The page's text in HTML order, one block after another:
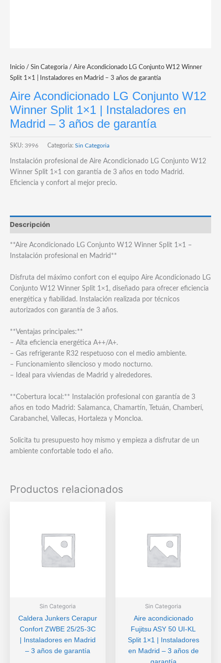
Inicio / Sin Categoria / Aire Acondicionado LG Conjunto W12 Winner
Split 1×1 | Instaladores en Madrid – 3 años de garantía
Aire Acondicionado LG Conjunto W12
Winner Split 1×1 | Instaladores en
Madrid – 3 años de garantía
SKU: 3996 Categoría: Sin Categoria
Instalación profesional de Aire Acondicionado LG Conjunto W12
Winner Split 1×1 con garantía de 3 años en todo Madrid.
Eficiencia y confort al mejor precio.
Descripción
**Aire Acondicionado LG Conjunto W12 Winner Split 1×1 –
Instalación profesional en Madrid**
Disfruta del máximo confort con el equipo Aire Acondicionado LG
Conjunto W12 Winner Split 1×1, diseñado para ofrecer eficiencia
energética y fiabilidad. Instalación realizada por técnicos
autorizados con garantía de 3 años.
**Ventajas principales:**
– Alta eficiencia energética A++/A+.
– Gas refrigerante R32 respetuoso con el medio ambiente.
– Funcionamiento silencioso y modo nocturno.
– Ideal para viviendas de Madrid y alrededores.
**Cobertura local:** Instalación profesional con garantía de 3
años en todo Madrid: Salamanca, Chamartín, Tetuán, Chamberí,
Carabanchel, Vallecas, Hortaleza y Moncloa.
Solicita tu presupuesto hoy mismo y empieza a disfrutar de un
ambiente confortable todo el año.
Productos relacionados
Sin Categoria
Caldera Junkers Cerapur
Confort ZWBE 25/25-3C
| Instaladores en Madrid
– 3 años de garantía
Sin Categoria
Aire acondicionado
Fujitsu ASY 50 UI-KL
Split 1×1 | Instaladores
en Madrid – 3 años de